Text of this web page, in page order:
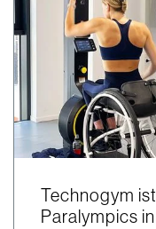
Technogym
Paralympics